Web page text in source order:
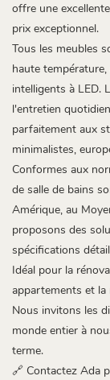
offre une
prix exceptionnel.
Tous les meubles
haute
intelligents à LED.
l'entretien
parfaitement aux
minimalistes,
Conformes aux
de salle de bains
Amérique, au
proposons des
spécifications
Idéal pour la
appartements et la
Nous invitons les
monde entier à
terme.
🔗 Contactez Ada